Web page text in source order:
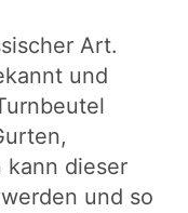
Art.
und
kann dieser
und so